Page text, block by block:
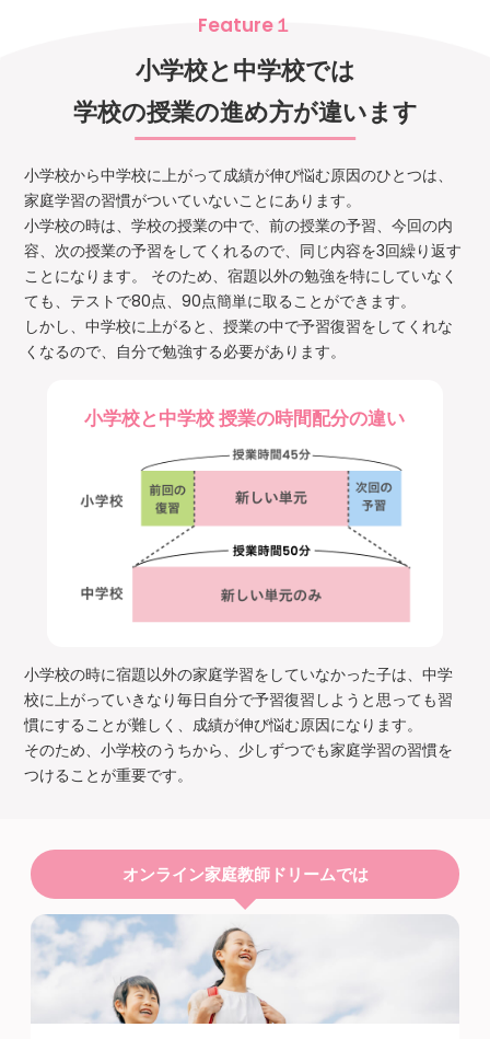
Feature１
小学校と中学校では
学校の授業の進め方が違います
小学校から中学校に上がって成績が伸び悩む原因のひとつは、
家庭学習の習慣がついていないことにあります。
小学校の時は、学校の授業の中で、前の授業の予習、今回の内
容、次の授業の予習をしてくれるので、同じ内容を3回繰り返す
ことになります。 そのため、宿題以外の勉強を特にしていなく
ても、テストで80点、90点簡単に取ることができます。
しかし、中学校に上がると、授業の中で予習復習をしてくれな
くなるので、自分で勉強する必要があります。
小学校と中学校 授業の時間配分の違い
小学校の時に宿題以外の家庭学習をしていなかった子は、中学
校に上がっていきなり毎日自分で予習復習しようと思っても習
慣にすることが難しく、成績が伸び悩む原因になります。
そのため、小学校のうちから、少しずつでも家庭学習の習慣を
つけることが重要です。
オンライン家庭教師ドリームでは